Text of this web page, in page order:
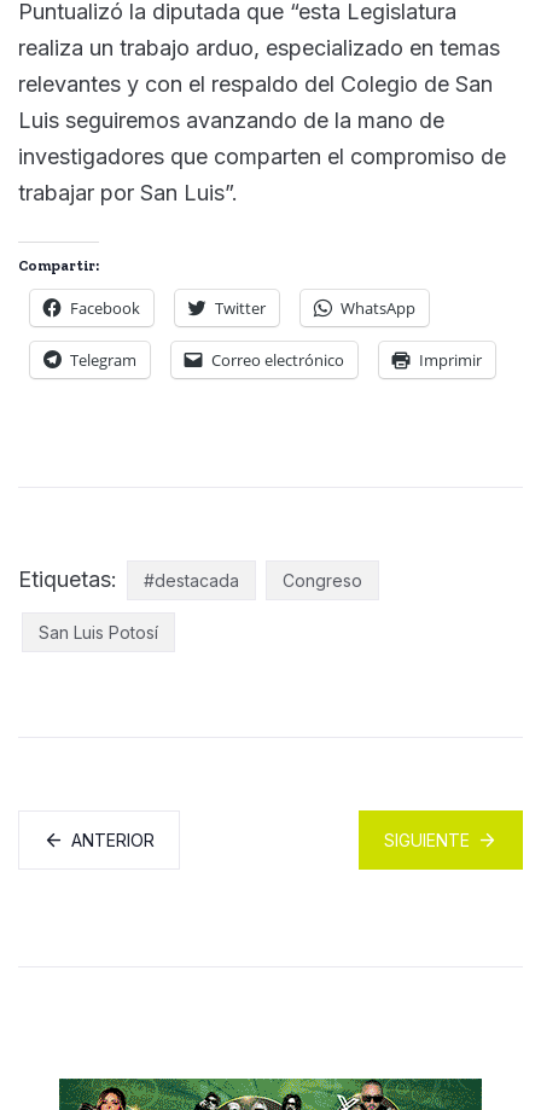
Puntualizó la diputada que “esta Legislatura
realiza un trabajo arduo, especializado en temas
relevantes y con el respaldo del Colegio de San
Luis seguiremos avanzando de la mano de
investigadores que comparten el compromiso de
trabajar por San Luis”.
Compartir:
Facebook Twitter WhatsApp
Telegram Correo electrónico Imprimir
Etiquetas: #destacada Congreso
San Luis Potosí
ANTERIOR SIGUIENTE